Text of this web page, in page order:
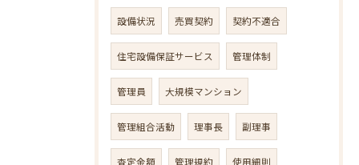
設備状況 売買契約 契約不適合
住宅設備保証サービス 管理体制
管理員 大規模マンション
管理組合活動 理事長 副理事
査定金額 管理規約 使用細則